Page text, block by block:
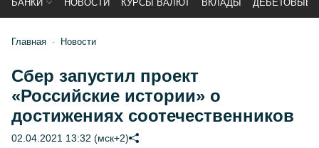
БАНКИ НОВОСТИ КУРСЫ ВАЛЮТ ВКЛАДЫ ДЕБЕТОВЫЕ
Главная Новости
Сбер запустил проект
«Российские истории» о
достижениях соотечественников
02.04.2021 13:32 (мск+2)